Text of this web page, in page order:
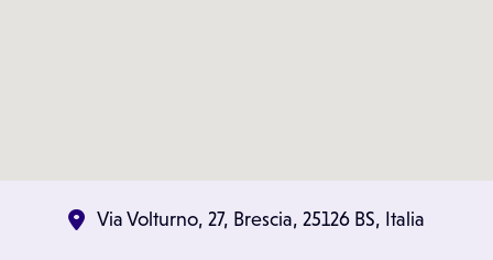
Via Volturno, 27, Brescia, 25126 BS, Italia